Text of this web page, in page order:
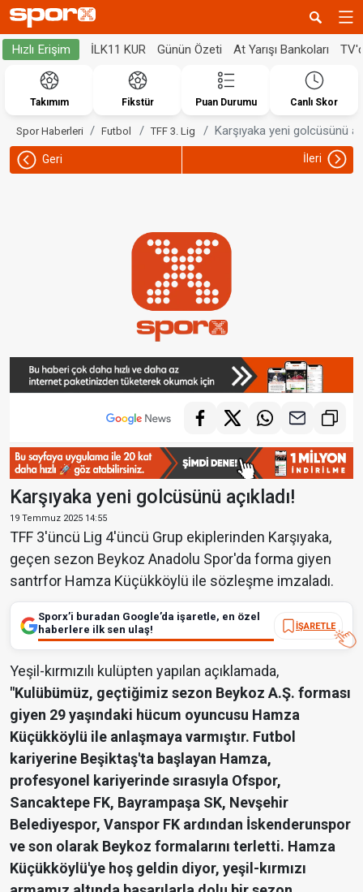
Hızlı Erişim İLK11 KUR Günün Özeti At Yarışı Bankoları
Takımım Fikstür Puan Durumu Canlı Skor
Spor Haberleri Futbol TFF 3. Lig Karşıyaka yeni golcüsünü
Geri İleri
Karşıyaka yeni golcüsünü açıkladı!
19 Temmuz 2025 14:55
TFF 3'üncü Lig 4'üncü Grup ekiplerinden Karşıyaka,
geçen sezon Beykoz Anadolu Spor'da forma giyen
santrfor Hamza Küçükköylü ile sözleşme imzaladı.
Sporx’i buradan Google’da işaretle, en özel
haberlere ilk sen ulaş!
İŞARETLE
Yeşil-kırmızılı kulüpten yapılan açıklamada,
"Kulübümüz, geçtiğimiz sezon Beykoz A.Ş. forması
giyen 29 yaşındaki hücum oyuncusu Hamza
Küçükköylü ile anlaşmaya varmıştır. Futbol
kariyerine Beşiktaş'ta başlayan Hamza,
profesyonel kariyerinde sırasıyla Ofspor,
Sancaktepe FK, Bayrampaşa SK, Nevşehir
Belediyespor, Vanspor FK ardından İskenderunspor
ve son olarak Beykoz formalarını terletti. Hamza
Küçükköylü'ye hoş geldin diyor, yeşil-kırmızı